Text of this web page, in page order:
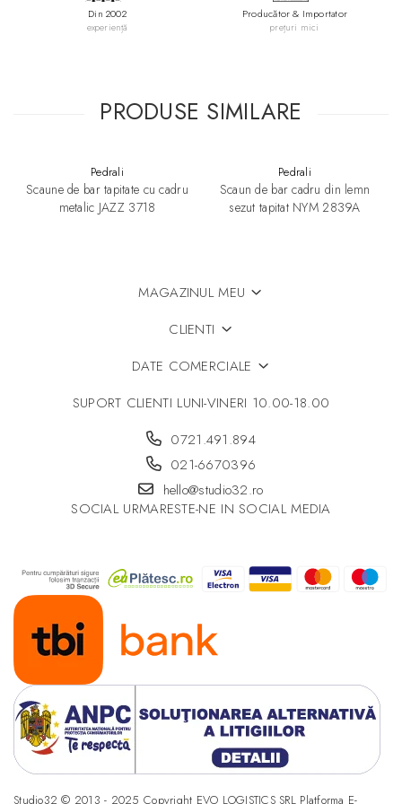
Din 2002
experiență
Producător & Importator
prețuri mici
PRODUSE SIMILARE
Pedrali
Scaune de bar tapitate cu cadru
metalic JAZZ 3718
Pedrali
Scaun de bar cadru din lemn
sezut tapitat NYM 2839A
MAGAZINUL MEU
CLIENTI
DATE COMERCIALE
SUPORT CLIENTI LUNI-VINERI 10.00-18.00
0721.491.894
021-6670396
hello@studio32.ro
SOCIAL URMARESTE-NE IN SOCIAL MEDIA
Studio32 © 2013 - 2025 Copyright EVO LOGISTICS SRL Platforma E-